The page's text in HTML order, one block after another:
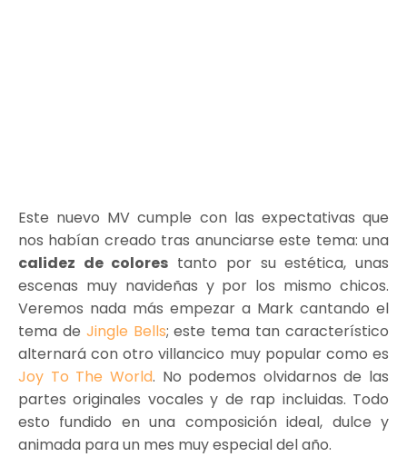
Este nuevo MV cumple con las expectativas que
nos habían creado tras anunciarse este tema: una
calidez de colores tanto por su estética, unas
escenas muy navideñas y por los mismo chicos.
Veremos nada más empezar a Mark cantando el
tema de Jingle Bells; este tema tan característico
alternará con otro villancico muy popular como es
Joy To The World. No podemos olvidarnos de las
partes originales vocales y de rap incluidas. Todo
esto fundido en una composición ideal, dulce y
animada para un mes muy especial del año.